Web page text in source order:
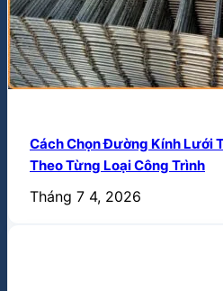
Cách Chọn Đường Kính Lưới
Theo Từng Loại Công Trình
Tháng 7 4, 2026